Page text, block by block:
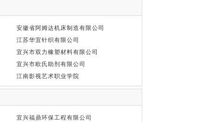
安徽省阿姆达机床制造有限公司
江苏华宜针织有限公司
宜兴市双力橡塑材料有限公司
宜兴市欧氏助剂有限公司
江南影视艺术职业学院
宜兴福鼎环保工程有限公司